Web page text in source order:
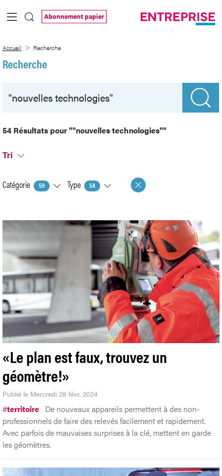
Saut au contenu principal
Abonnement papier
Accueil Recherche
Recherche
54 Résultats pour""nouvelles technologies""
Tri
Catégorie 59 Type 54
«Le plan est faux, trouvez un
géomètre!»
Publié le Mercredi 28 févr. 2024
#territoire De nouveaux appareils permettent à des non-
professionnels de faire des relevés facilement et rapidement.
Avec parfois de mauvaises surprises à la clé, mettent en garde
les géomètres.